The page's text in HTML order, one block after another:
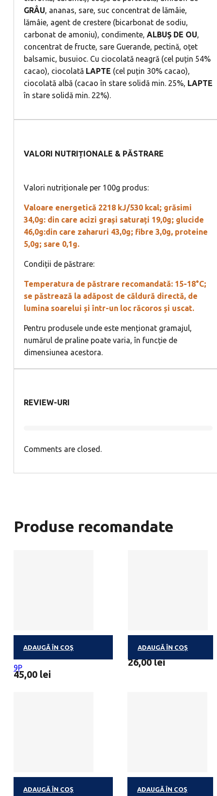
GRÂU, ananas, sare, suc concentrat de lămâie,
lămâie, agent de crestere (bicarbonat de sodiu,
carbonat de amoniu), condimente, ALBUȘ DE OU,
concentrat de fructe, sare Guerande, pectină, oțet
balsamic, busuioc. Cu ciocolată neagră (cel puțin 54%
cacao), ciocolată LAPTE (cel puțin 30% cacao),
ciocolată albă (cacao în stare solidă min. 25%, LAPTE
în stare solidă min. 22%).
VALORI NUTRIȚIONALE & PĂSTRARE
Valori nutriționale per 100g produs:
Valoare energetică 2218 kJ/530 kcal; grăsimi
34,0g: din care acizi grași saturați 19,0g; glucide
46,0g:din care zaharuri 43,0g; fibre 3,0g, proteine
5,0g; sare 0,1g.
Condiții de păstrare:
Temperatura de păstrare recomandată: 15-18°C;
se păstrează la adăpost de căldură directă, de
lumina soarelui și într-un loc răcoros și uscat.
Pentru produsele unde este menționat gramajul,
numărul de praline poate varia, în funcție de
dimensiunea acestora.
REVIEW-URI
Comments are closed.
Produse recomandate
ADAUGĂ ÎN COȘ
9P
45,00 lei
ADAUGĂ ÎN COȘ
26,00lei
ADAUGĂ ÎN COȘ ADAUGĂ ÎN COȘ